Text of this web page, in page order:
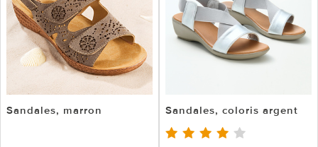
Sandales, marron Sandales, coloris argent